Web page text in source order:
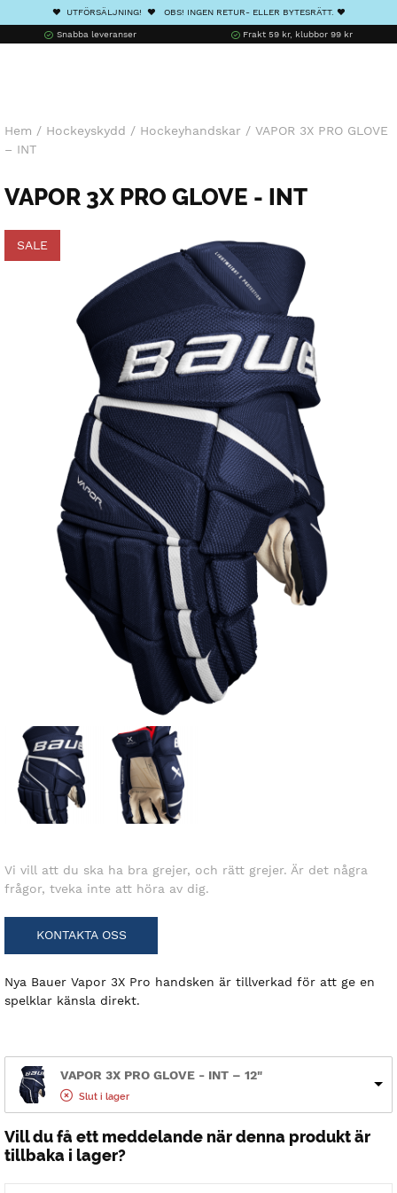
❤️ UTFÖRSÄLJNING! ❤️ OBS! INGEN RETUR- ELLER BYTESRÄTT. ❤️
Snabba leveranser Frakt 59 kr, klubbor 99 kr
Hem / Hockeyskydd / Hockeyhandskar / VAPOR 3X PRO GLOVE
– INT
VAPOR 3X PRO GLOVE - INT
SALE
Vi vill att du ska ha bra grejer, och rätt grejer. Är det några
frågor, tveka inte att höra av dig.
KONTAKTA OSS
Nya Bauer Vapor 3X Pro handsken är tillverkad för att ge en
spelklar känsla direkt.
VAPOR 3X PRO GLOVE - INT – 12"
Slut i lager
Vill du få ett meddelande när denna produkt är
tillbaka i lager?